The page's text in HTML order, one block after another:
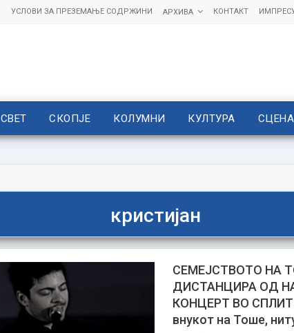
КОНТАКТ
АРХИВА
УСЛОВИ ЗА ПРЕЗЕМАЊЕ СОДРЖИНИ
СВЕТ СКОПЈЕ КОЛУМНИ КУЛТУРА СЦЕНА
кристијан
СЕМЕЈСТВОТО НА
ДИСТАНЦИРА ОД
КОНЦЕРТ ВО СПЛИТ
внукот на Тоше,